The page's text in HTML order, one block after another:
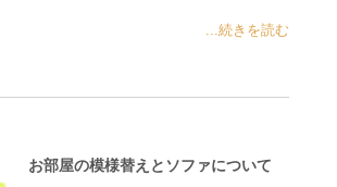
...続きを読む
お部屋の模様替えとソファについて